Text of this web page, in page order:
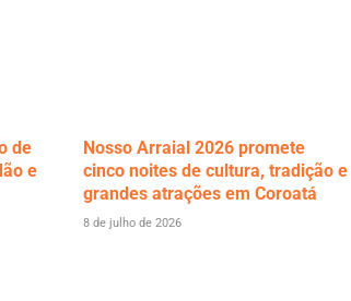
de
e
Nosso Arraial 2026 promete
cinco noites de cultura, tradição e
grandes atrações em Coroatá
8 de julho de 2026